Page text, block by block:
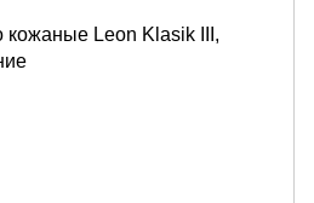
кожаные Leon Klasik III,